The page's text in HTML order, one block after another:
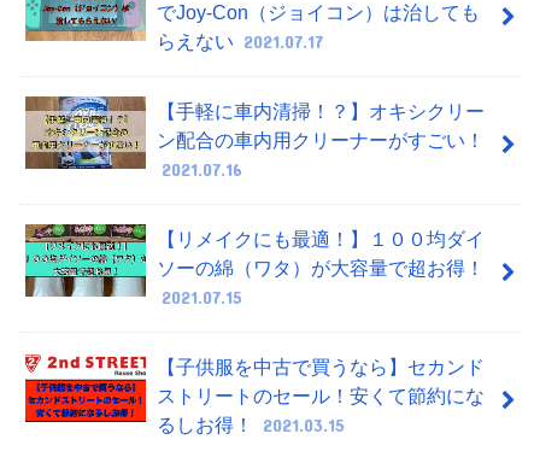
でJoy-Con（ジョイコン）は治しても
らえない 2021.07.17
【手軽に車内清掃！？】オキシクリー
ン配合の車内用クリーナーがすごい！
2021.07.16
【リメイクにも最適！】１００均ダイ
ソーの綿（ワタ）が大容量で超お得！
2021.07.15
【子供服を中古で買うなら】セカンド
ストリートのセール！安くて節約にな
るしお得！
2021.03.15